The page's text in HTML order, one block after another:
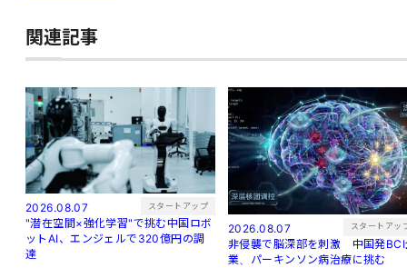
関連記事
2026.08.07 スタートアップ
"潜在空間×強化学習"で挑む中国ロボ
ットAI、エンジェルで320億円の調
達
2026.08.07 スタートアッ
非侵襲で脳深部を刺激 中国発BCI
業、パーキンソン病治療に挑む